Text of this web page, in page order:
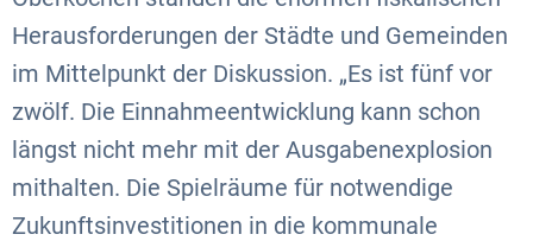
Herausforderungen der Städte und Gemeinden
im Mittelpunkt der Diskussion. „Es ist fünf vor
zwölf. Die Einnahmeentwicklung kann schon
längst nicht mehr mit der Ausgabenexplosion
mithalten. Die Spielräume für notwendige
Zukunftsinvestitionen in die kommunale